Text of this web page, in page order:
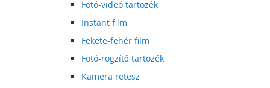
Fotó-videó tartozék
Instant film
Fekete-fehér film
Fotó-rögzítő tartozék
Kamera retesz